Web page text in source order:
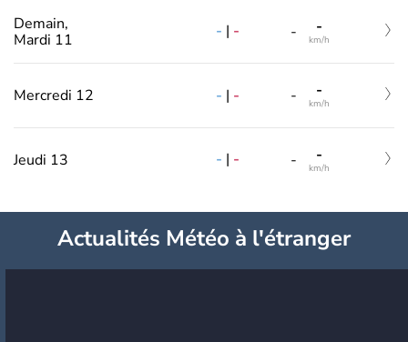
Demain,
Mardi 11
- | - - -
km/h
Mercredi 12 - | - - -
km/h
Jeudi 13 - | - - -
km/h
Actualités Météo à l'étranger